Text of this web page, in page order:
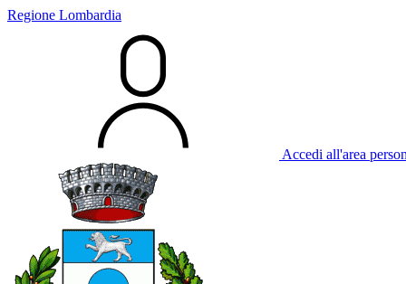
Regione Lombardia
Accedi all'area